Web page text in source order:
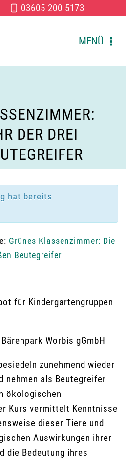
03605 200 5173
MENÜ
DER DREI
hat bereits
Grünes Klassenzimmer: Die
Beutegreifer
für Kindergartengruppen
Worbis gGmbH
zunehmend wieder
nehmen als Beutegreifer
ökologischen
Kurs vermittelt Kenntnisse
dieser Tiere und
Auswirkungen ihrer
die Bedeutung ihres